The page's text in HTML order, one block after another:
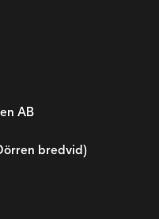
AB
bredvid)